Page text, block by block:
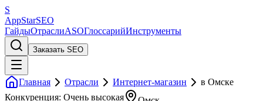
S
AppStarSEO
ГайдыОтраслиASOГлоссарийИнструменты
Заказать SEO
Главная Отрасли Интернет-магазин
в Омске
Конкуренция: Очень высокая